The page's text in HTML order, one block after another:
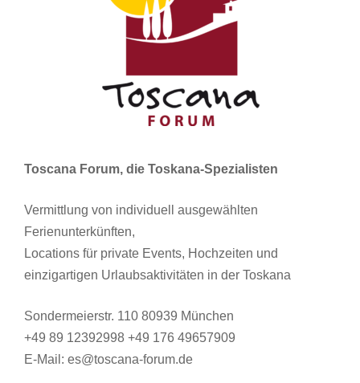
Toscana Forum, die Toskana-Spezialisten
Vermittlung von individuell ausgewählten
Ferienunterkünften,
Locations für private Events, Hochzeiten und
einzigartigen Urlaubsaktivitäten in der Toskana
Sondermeierstr. 110 80939 München
+49 89 12392998 +49 176 49657909
E-Mail: es@toscana-forum.de